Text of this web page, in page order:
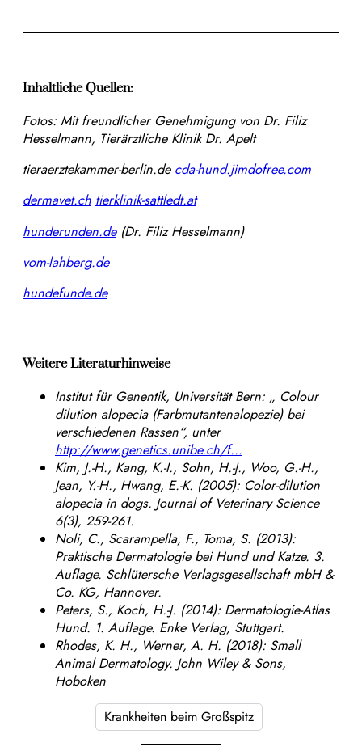
Inhaltliche Quellen:
Fotos: Mit freundlicher Genehmigung von Dr. Filiz
Hesselmann, Tierärztliche Klinik Dr. Apelt
tieraerztekammer-berlin.de cda-hund.jimdofree.com
dermavet.ch tierklinik-sattledt.at
hunderunden.de(Dr. Filiz Hesselmann)
vom-lahberg.de
hundefunde.de
Weitere Literaturhinweise
Institut für Genentik, Universität Bern: „ Colour
dilution alopecia (Farbmutantenalopezie) bei
verschiedenen Rassen“, unter
http://www.genetics.unibe.ch/f…
Kim, J.-H., Kang, K.-I., Sohn, H.-J., Woo, G.-H.,
Jean, Y.-H., Hwang, E.-K. (2005): Color-dilution
alopecia in dogs. Journal of Veterinary Science
6(3), 259-261.
Noli, C., Scarampella, F., Toma, S. (2013):
Praktische Dermatologie bei Hund und Katze. 3.
Auflage. Schlütersche Verlagsgesellschaft mbH &
Co. KG, Hannover.
Peters, S., Koch, H.-J. (2014): Dermatologie-Atlas
Hund. 1. Auflage. Enke Verlag, Stuttgart.
Rhodes, K. H., Werner, A. H. (2018): Small
Animal Dermatology. John Wiley & Sons,
Hoboken
Krankheiten beim Großspitz